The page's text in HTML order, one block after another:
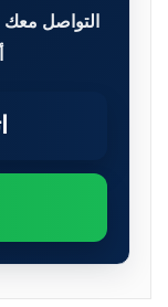
التواصل معك